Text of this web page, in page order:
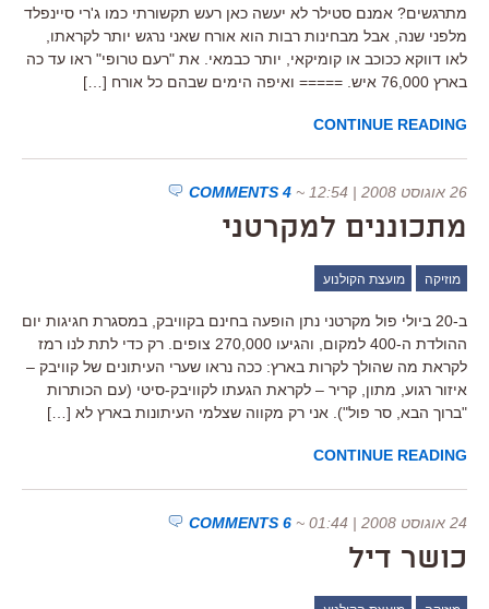
מתרגשים? אמנם סטילר לא יעשה כאן רעש תקשורתי כמו ג'רי סיינפלד
מלפני שנה, אבל מבחינות רבות הוא אורח שאני נרגש יותר לקראתו,
לאו דווקא ככוכב או קומיקאי, יותר כבמאי. את "רעם טרופי" ראו עד כה
בארץ 76,000 איש. ===== ואיפה הימים שבהם כל אורח […]
CONTINUE READING
26 אוגוסט 2008 | 12:54 ~
4 COMMENTS
מתכוננים למקרטני
מוזיקה מועצת הקולנוע
ב-20 ביולי פול מקרטני נתן הופעה בחינם בקוויבק, במסגרת חגיגות יום
ההולדת ה-400 למקום, והגיעו 270,000 צופים. רק כדי לתת לנו רמז
לקראת מה שהולך לקרות בארץ: ככה נראו שערי העיתונים של קוויבק –
איזור רגוע, מתון, קריר – לקראת הגעתו לקוויבק-סיטי (עם הכותרות
"ברוך הבא, סר פול"). אני רק מקווה שצלמי העיתונות בארץ לא […]
CONTINUE READING
24 אוגוסט 2008 | 01:44 ~
6 COMMENTS
כושר דיל